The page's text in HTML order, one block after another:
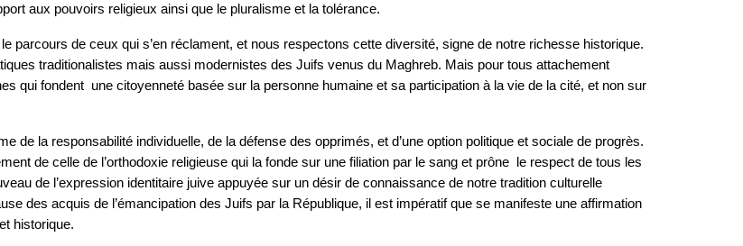
aux pouvoirs religieux ainsi que le pluralisme et la tolérance.
parcours de ceux qui s’en réclament, et nous respectons cette diversité, signe de notre richesse historique.
traditionalistes mais aussi modernistes des Juifs venus du Maghreb. Mais pour tous attachement
qui fondent une citoyenneté basée sur la personne humaine et sa participation à la vie de la cité, et non sur
de la responsabilité individuelle, de la défense des opprimés, et d’une option politique et sociale de progrès.
de celle de l’orthodoxie religieuse qui la fonde sur une filiation par le sang et prône le respect de tous les
de l’expression identitaire juive appuyée sur un désir de connaissance de notre tradition culturelle
des acquis de l’émancipation des Juifs par la République, il est impératif que se manifeste une affirmation
historique.